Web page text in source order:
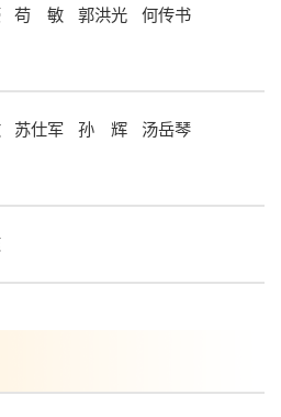
苟 敏 郭洪光
何传书
苏仕军 孙 辉
汤岳琴